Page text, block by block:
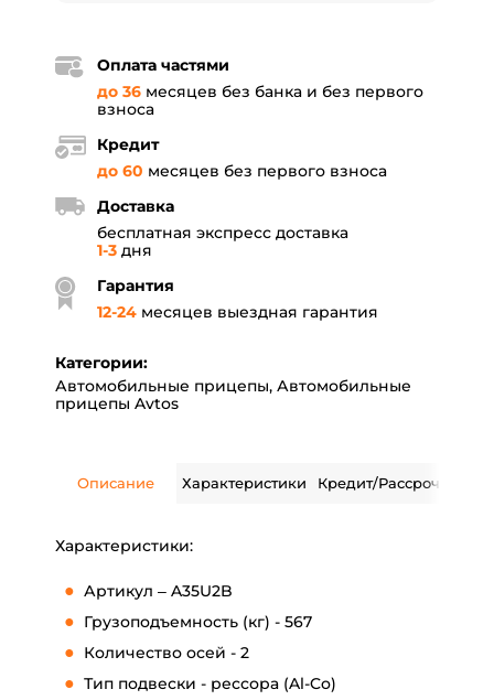
Оплата частями
до 36 месяцев без банка и без первого
взноса
Кредит
до 60 месяцев без первого взноса
Доставка
бесплатная экспресс доставка
1-3 дня
Гарантия
12-24 месяцев выездная гарантия
Категории:
Автомобильные прицепы, Автомобильные
прицепы Avtos
Описание Характеристики Кредит/Рассрочка
Характеристики:
Артикул – A35U2B
Грузоподъемность (кг) - 567
Количество осей - 2
Тип подвески - рессора (Al-Co)